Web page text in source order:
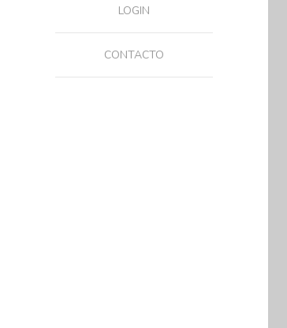
LOGIN
CONTACTO